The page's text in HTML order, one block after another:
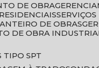
DE OBRA
DE OBRAS
DE OBRA
TIPO SPT